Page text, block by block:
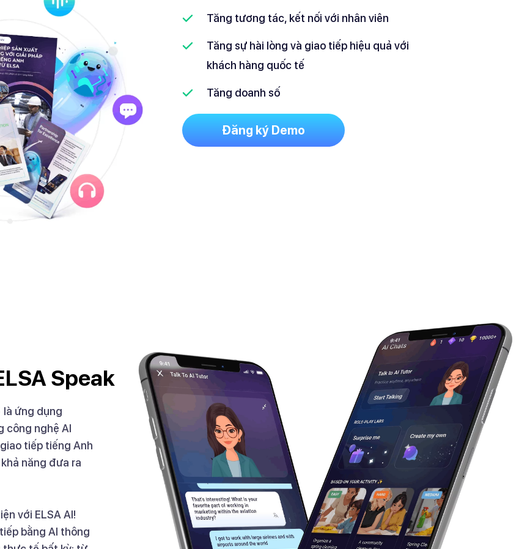
Tăng tương tác, kết nối với nhân viên
Tăng sự hài lòng và giao tiếp hiệu quả với
khách hàng quốc tế
Tăng doanh số
Đăng ký Demo
Speak
là ứng dụng
công nghệ AI
tiếp tiếng Anh
năng đưa ra
với ELSA AI!
bằng AI thông